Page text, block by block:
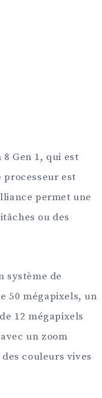
8 Gen 1, qui est
processeur est
permet une
ou des
système de
50 mégapixels, un
12 mégapixels
un zoom
couleurs vives